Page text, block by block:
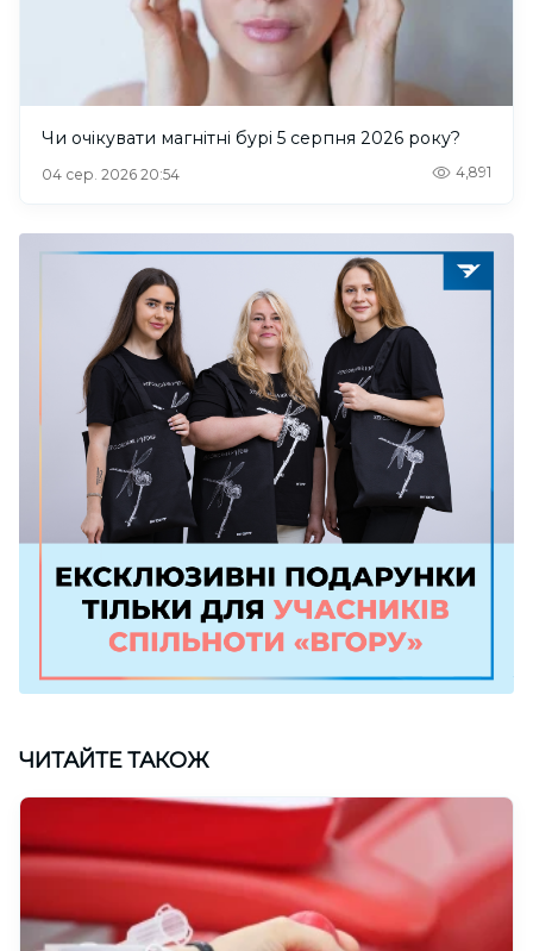
Чи очікувати магнітні бурі 5 серпня 2026 року?
04 сер. 2026 20:54 4,891
ЧИТАЙТЕ ТАКОЖ